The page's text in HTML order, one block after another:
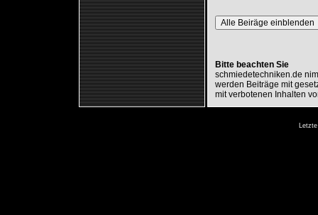
Alle Beiräge einblenden
Bitte beachten Sie
schmiedetechniken.de
werden Beiträge mit
mit verbotenen Inhalten